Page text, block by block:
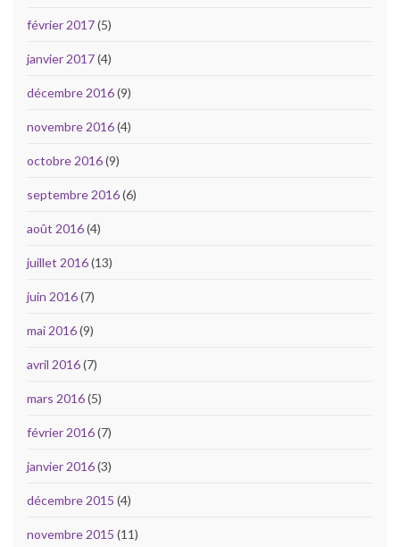
février 2017(5)
janvier 2017(4)
décembre 2016(9)
novembre 2016(4)
octobre 2016(9)
septembre 2016(6)
août 2016(4)
juillet 2016(13)
juin 2016(7)
mai 2016(9)
avril 2016(7)
mars 2016(5)
février 2016(7)
janvier 2016(3)
décembre 2015 (4)
novembre 2015 (11)